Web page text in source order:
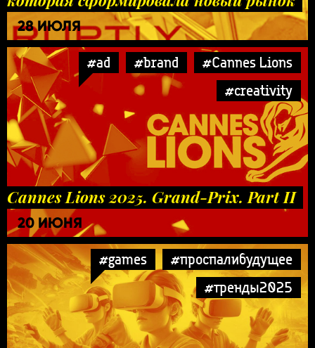
28 ИЮЛЯ
#ad #brand
#Cannes Lions
#creativity
Cannes Lions 2025. Grand-Prix. Part II
20 ИЮНЯ
#games
#проспалибудущее
#тренды2025